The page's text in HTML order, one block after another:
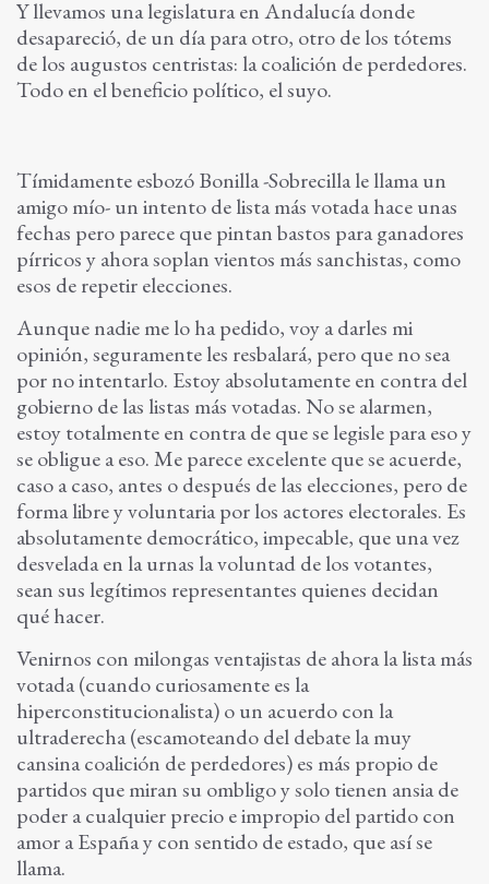
Y llevamos una legislatura en Andalucía donde
desapareció, de un día para otro, otro de los tótems
de los augustos centristas: la coalición de perdedores.
Todo en el beneficio político, el suyo.
Tímidamente esbozó Bonilla -Sobrecilla le llama un
amigo mío- un intento de lista más votada hace unas
fechas pero parece que pintan bastos para ganadores
pírricos y ahora soplan vientos más sanchistas, como
esos de repetir elecciones.
Aunque nadie me lo ha pedido, voy a darles mi
opinión, seguramente les resbalará, pero que no sea
por no intentarlo. Estoy absolutamente en contra del
gobierno de las listas más votadas. No se alarmen,
estoy totalmente en contra de que se legisle para eso y
se obligue a eso. Me parece excelente que se acuerde,
caso a caso, antes o después de las elecciones, pero de
forma libre y voluntaria por los actores electorales. Es
absolutamente democrático, impecable, que una vez
desvelada en la urnas la voluntad de los votantes,
sean sus legítimos representantes quienes decidan
qué hacer.
Venirnos con milongas ventajistas de ahora la lista más
votada (cuando curiosamente es la
hiperconstitucionalista) o un acuerdo con la
ultraderecha (escamoteando del debate la muy
cansina coalición de perdedores) es más propio de
partidos que miran su ombligo y solo tienen ansia de
poder a cualquier precio e impropio del partido con
amor a España y con sentido de estado, que así se
llama.